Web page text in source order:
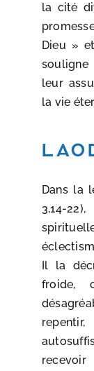
la cité
Dieu »
souligne
leur
la vie
Dans la
3,14-
Il la
froide,